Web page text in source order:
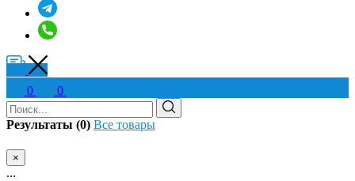
0 0
Результаты (0) Все товары
×
...